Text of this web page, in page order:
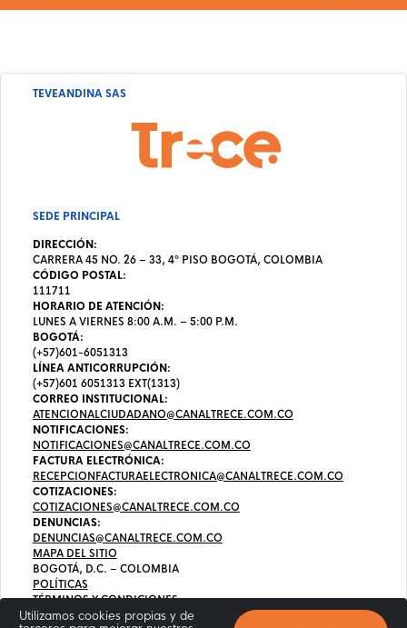
Utilizamos cookies propias y de
TEVEANDINA SAS
SEDE PRINCIPAL
DIRECCIÓN:
CARRERA 45 NO. 26 – 33, 4º PISO BOGOTÁ, COLOMBIA
CÓDIGO POSTAL:
111711
HORARIO DE ATENCIÓN:
LUNES A VIERNES 8:00 A.M. – 5:00 P.M.
BOGOTÁ:
(+57)601-6051313
LÍNEA ANTICORRUPCIÓN:
(+57)601 6051313 EXT(1313)
CORREO INSTITUCIONAL:
ATENCIONALCIUDADANO@CANALTRECE.COM.CO
NOTIFICACIONES:
NOTIFICACIONES@CANALTRECE.COM.CO
FACTURA ELECTRÓNICA:
RECEPCIONFACTURAELECTRONICA@CANALTRECE.COM.CO
COTIZACIONES:
COTIZACIONES@CANALTRECE.COM.CO
DENUNCIAS:
DENUNCIAS@CANALTRECE.COM.CO
MAPA DEL SITIO
BOGOTÁ, D.C. – COLOMBIA
POLÍTICAS
TÉRMINOS Y CONDICIONES